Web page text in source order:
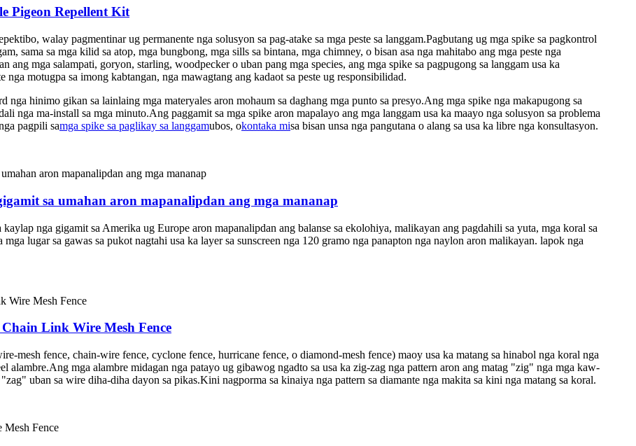
Pigeon Repellent Kit
walay pagmentinar ug permanente nga solusyon sa pag-atake sa mga peste sa langgam.Pagbutang ug mga spike sa pagkontrol
sama sa mga kilid sa atop, mga bungbong, mga sills sa bintana, mga chimney, o bisan asa nga mahitabo ang mga peste nga
ang mga salampati, goryon, starling, woodpecker o uban pang mga species, ang mga spike sa pagpugong sa langgam usa ka
nga motugpa sa imong kabtangan, nga mawagtang ang kadaot sa peste ug responsibilidad.
hinimo gikan sa lainlaing mga materyales aron mohaum sa daghang mga punto sa presyo.Ang mga spike nga makapugong sa
nga ma-install sa mga minuto.Ang paggamit sa mga spike aron mapalayo ang mga langgam usa ka maayo nga solusyon sa problema
pagpili samga spike sa paglikay sa langgamubos, okontaka misa bisan unsa nga pangutana o alang sa usa ka libre nga konsultasyon.
sa umahan aron mapanalipdan ang mga mananap
nga gigamit sa Amerika ug Europe aron mapanalipdan ang balanse sa ekolohiya, malikayan ang pagdahili sa yuta, mga koral sa
lugar sa gawas sa pukot nagtahi usa ka layer sa sunscreen nga 120 gramo nga panapton nga naylon aron malikayan. lapok nga
Link Wire Mesh Fence
mesh fence, chain-wire fence, cyclone fence, hurricane fence, o diamond-mesh fence) maoy usa ka matang sa hinabol nga koral nga
alambre.Ang mga alambre midagan nga patayo ug gibawog ngadto sa usa ka zig-zag nga pattern aron ang matag "zig" nga mga kaw-
uban sa wire diha-diha dayon sa pikas.Kini nagporma sa kinaiya nga pattern sa diamante nga makita sa kini nga matang sa koral.